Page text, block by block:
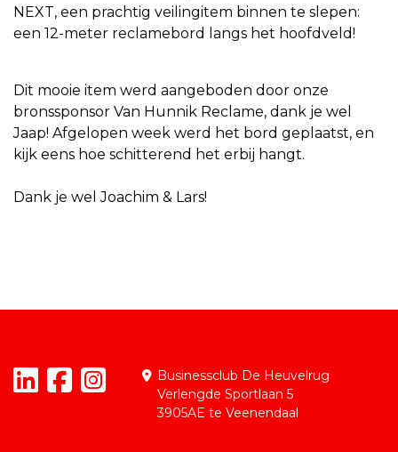
NEXT, een prachtig veilingitem binnen te slepen:
een 12-meter reclamebord langs het hoofdveld!
Dit mooie item werd aangeboden door onze
bronssponsor Van Hunnik Reclame, dank je wel
Jaap! Afgelopen week werd het bord geplaatst, en
kijk eens hoe schitterend het erbij hangt.
Dank je wel Joachim & Lars!
Businessclub De Heuvelrug
Verlengde Sportlaan 5
3905AE te Veenendaal